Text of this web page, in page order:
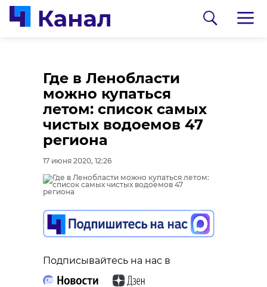
Где в Ленобласти
можно купаться
летом: список самых
чистых водоемов 47
региона
17 июня 2020, 12:26
Подписывайтесь на нас в
0:00
Сосновоборец
могилы на
старинном кладбище
0:00
В Каменке
реконструкция
прорыва "Линии